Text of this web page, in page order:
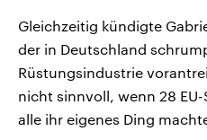
Gleichzeitig kündigte
der in Deutschland
Rüstungsindustrie
nicht sinnvoll, wenn 28
alle ihr eigenes Ding